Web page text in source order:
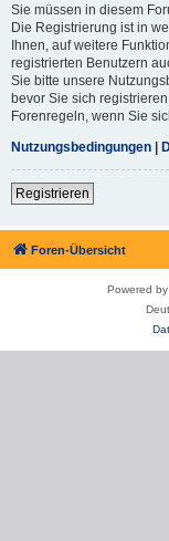
Sie müssen in diesem
Die Registrierung ist in
Ihnen, auf weitere
registrierten Benutzern
Sie bitte unsere
bevor Sie sich
Forenregeln, wenn Sie
Nutzungsbedingungen |
Registrieren
Foren-Übersicht
Powered by